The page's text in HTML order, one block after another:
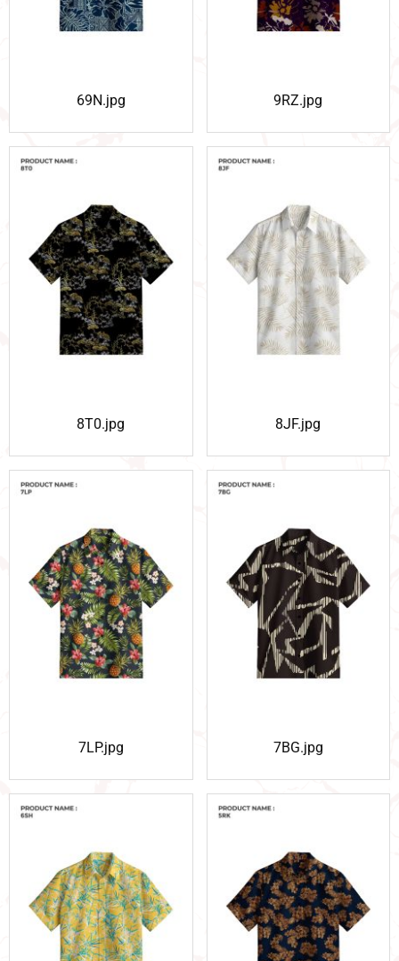
69N.jpg 9RZ.jpg
8T0.jpg 8JF.jpg
7LP.jpg 7BG.jpg